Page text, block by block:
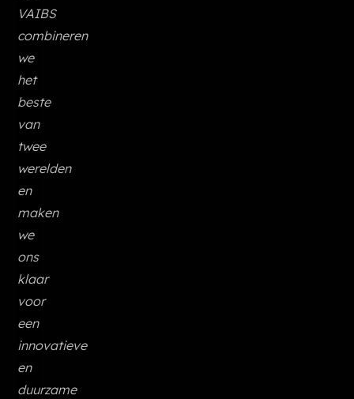
VAIBS
combineren
we
het
beste
van
twee
werelden
en
maken
we
ons
klaar
voor
een
innovatieve
en
duurzame